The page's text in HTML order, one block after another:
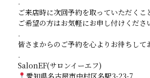
ご来店時に次回予約を取っていただくこ
ご希望の方はお気軽にお申し付けくださ
.
皆さまからのご予約を心よりお待ちして
.
SalonEF(サロンイーエフ)
愛知県名古屋市中村区名駅3-23-7